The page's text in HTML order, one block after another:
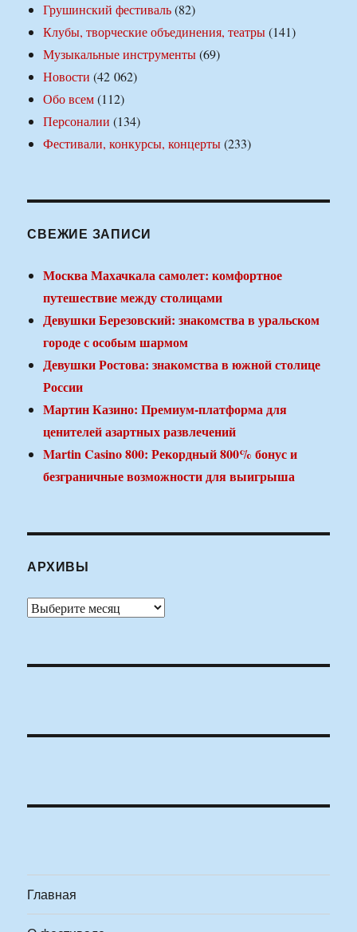
Грушинский фестиваль(82)
Клубы, творческие объединения, театры(141)
Музыкальные инструменты(69)
Новости (42 062)
Обо всем(112)
Персоналии (134)
Фестивали, конкурсы, концерты(233)
СВЕЖИЕ ЗАПИСИ
Москва Махачкала самолет: комфортное
путешествие между столицами
Девушки Березовский: знакомства в уральском
городе с особым шармом
Девушки Ростова: знакомства в южной столице
России
Мартин Казино: Премиум-платформа для
ценителей азартных развлечений
Martin Casino 800: Рекордный 800% бонус и
безграничные возможности для выигрыша
АРХИВЫ
Архивы
Главная